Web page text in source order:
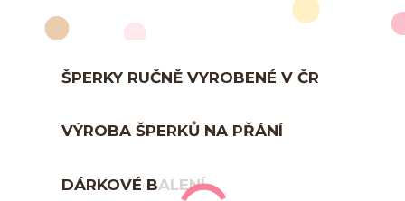
ŠPERKY RUČNĚ VYROBENÉ V ČR
VÝROBA ŠPERKŮ NA PŘÁNÍ
DÁRKOVÉ BALENÍ